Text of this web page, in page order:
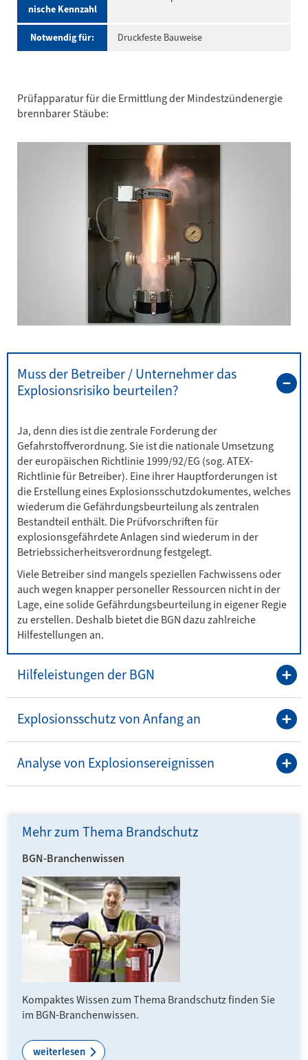
nische Kennzahl
Notwendig für: Druckfeste Bauweise
Prüfapparatur für die Ermittlung der Mindestzündenergie
brennbarer Stäube:
Muss der Betreiber / Unternehmer das
Explosionsrisiko beurteilen?
Ja, denn dies ist die zentrale Forderung der
Gefahrstoffverordnung. Sie ist die nationale Umsetzung
der europäischen Richtlinie 1999/92/EG (sog. ATEX-
Richtlinie für Betreiber). Eine ihrer Hauptforderungen ist
die Erstellung eines Explosionsschutzdokumentes, welches
wiederum die Gefährdungsbeurteilung als zentralen
Bestandteil enthält. Die Prüfvorschriften für
explosionsgefährdete Anlagen sind wiederum in der
Betriebssicherheitsverordnung festgelegt.
Viele Betreiber sind mangels speziellen Fachwissens oder
auch wegen knapper personeller Ressourcen nicht in der
Lage, eine solide Gefährdungsbeurteilung in eigener Regie
zu erstellen. Deshalb bietet die BGN dazu zahlreiche
Hilfestellungen an.
Hilfeleistungen der BGN
Explosionsschutz von Anfang an
Analyse von Explosionsereignissen
Mehr zum Thema Brandschutz
BGN-Branchenwissen
Kompaktes Wissen zum Thema Brandschutz finden Sie
im BGN-Branchenwissen.
weiterlesen